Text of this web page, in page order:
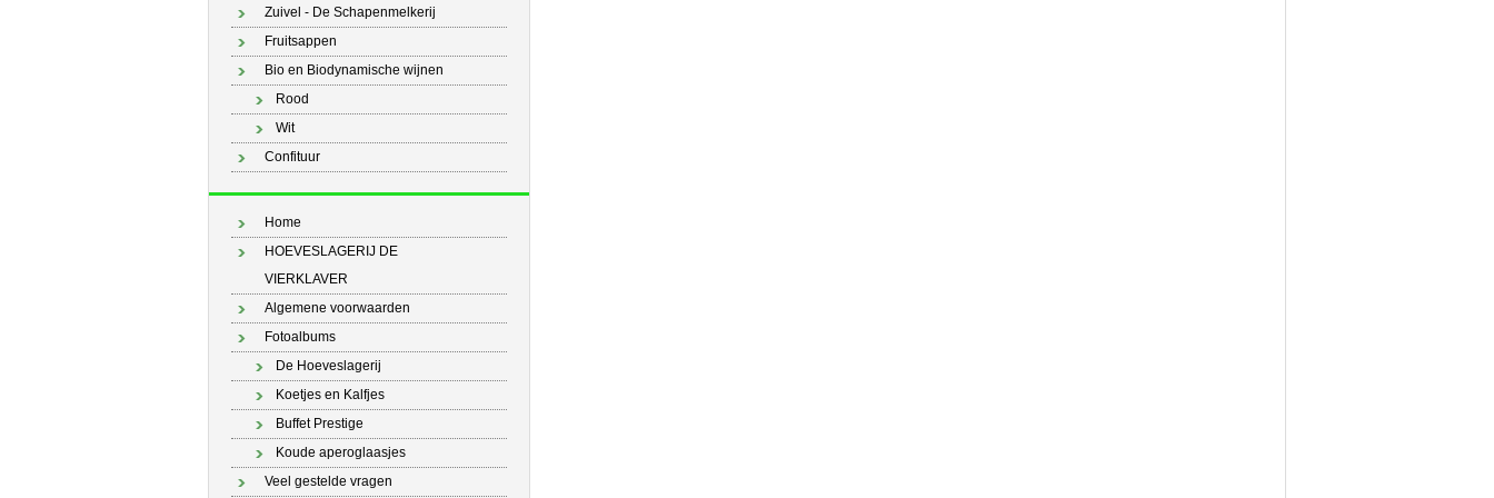
Zuivel - De Schapenmelkerij
Fruitsappen
Bio en Biodynamische wijnen
Rood
Wit
Confituur
Home
HOEVESLAGERIJ DE
VIERKLAVER
Algemene voorwaarden
Fotoalbums
De Hoeveslagerij
Koetjes en Kalfjes
Buffet Prestige
Koude aperoglaasjes
Veel gestelde vragen